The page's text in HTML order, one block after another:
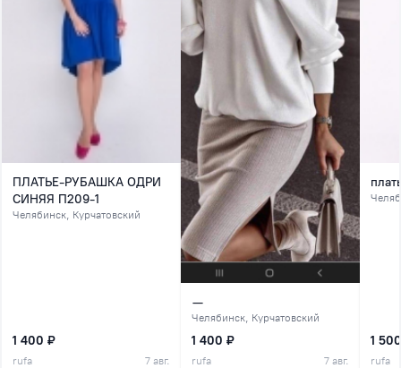
ПЛАТЬЕ-РУБАШКА ОДРИ
СИНЯЯ П209-1
Челябинск, Курчатовский
1 400 ₽
rufa 7 авг.
—
Челябинск, Курчатовский
1 400 ₽
rufa 7 авг.
1
rufa